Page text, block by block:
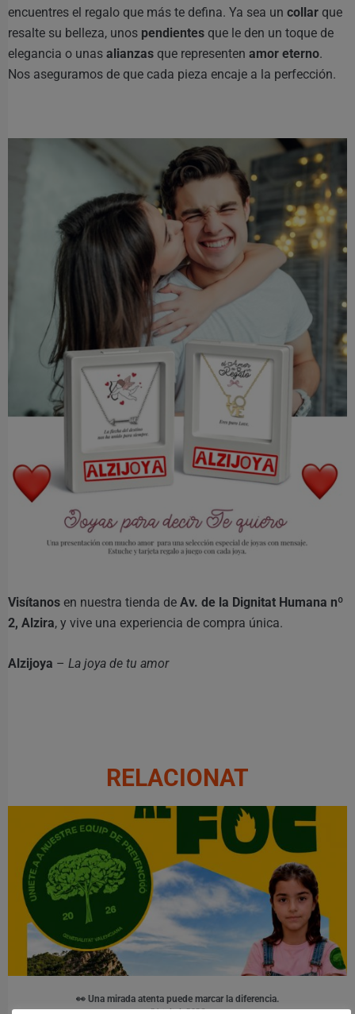
encuentres el regalo que más te defina. Ya sea un collar que
resalte su belleza, unos pendientes que le den un toque de
elegancia o unas alianzas que representen amor eterno.
Nos aseguramos de que cada pieza encaje a la perfección.
Visítanos en nuestra tienda de Av. de la Dignitat Humana nº
2, Alzira, y vive una experiencia de compra única.
Alzijoya – La joya de tu amor
RELACIONAT
👀 Una mirada atenta puede marcar la diferencia.